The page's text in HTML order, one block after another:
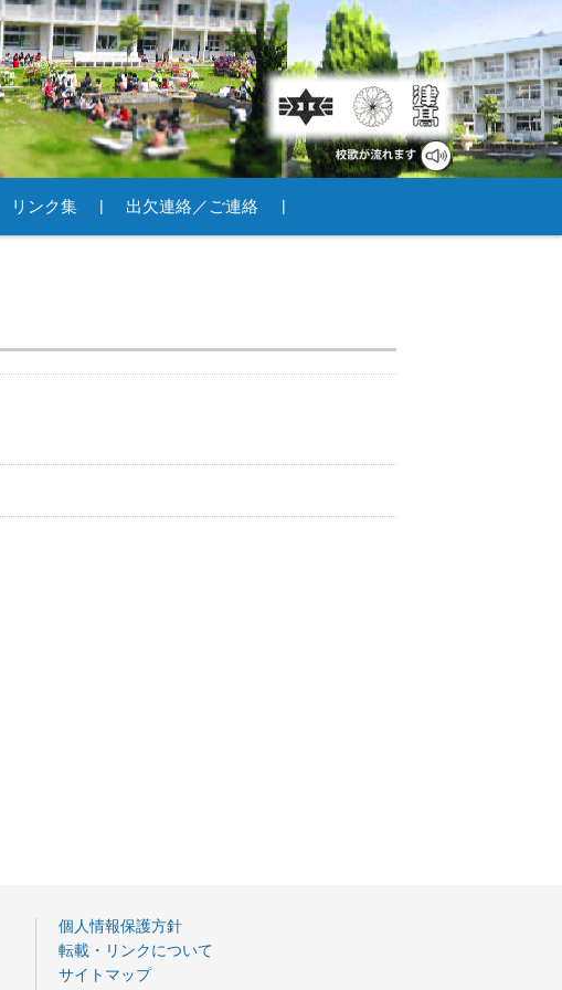
リンク集 出欠連絡／ご連絡
個人情報保護方針
転載・リンクについて
サイトマップ